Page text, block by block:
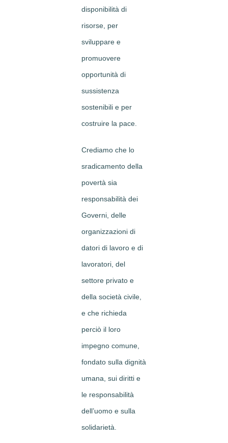
disponibilità di
risorse, per
sviluppare e
promuovere
opportunità di
sussistenza
sostenibili e per
costruire la pace.
Crediamo che lo
sradicamento della
povertà sia
responsabilità dei
Governi, delle
organizzazioni di
datori di lavoro e di
lavoratori, del
settore privato e
della società civile,
e che richieda
perciò il loro
impegno comune,
fondato sulla dignità
umana, sui diritti e
le responsabilità
dell’uomo e sulla
solidarietà.